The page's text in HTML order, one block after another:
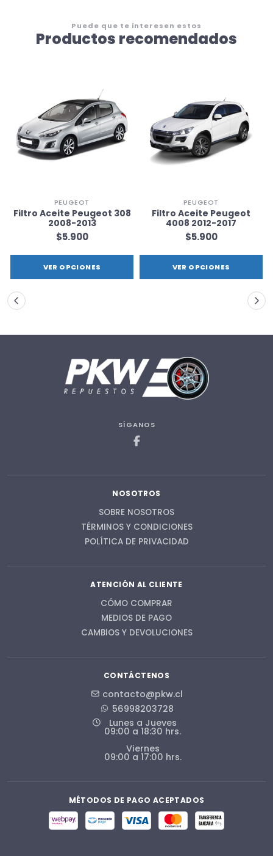
Puede que te interesen estos
Productos recomendados
PEUGEOT
Filtro Aceite Peugeot 308
2008-2013
$5.900
VER OPCIONES
PEUGEOT
Filtro Aceite Peugeot
4008 2012-2017
$5.900
VER OPCIONES
SÍGANOS
NOSOTROS
SOBRE NOSOTROS
TÉRMINOS Y CONDICIONES
POLÍTICA DE PRIVACIDAD
ATENCIÓN AL CLIENTE
CÓMO COMPRAR
MEDIOS DE PAGO
CAMBIOS Y DEVOLUCIONES
CONTÁCTENOS
contacto@pkw.cl
56998203728
Lunes a Jueves
09:00 a 18:30 hrs.
Viernes
09:00 a 17:00 hrs.
MÉTODOS DE PAGO ACEPTADOS